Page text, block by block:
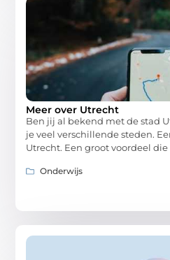
Meer over Utrecht
Ben jij al bekend met de stad
je veel verschillende steden.
Utrecht. Een groot voordeel die
Onderwijs